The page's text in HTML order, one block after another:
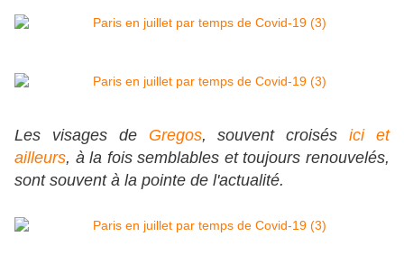
Les visages de Gregos, souvent croisésici et
ailleurs, à la fois semblables et toujours renouvelés,
sont souvent à la pointe de l'actualité.